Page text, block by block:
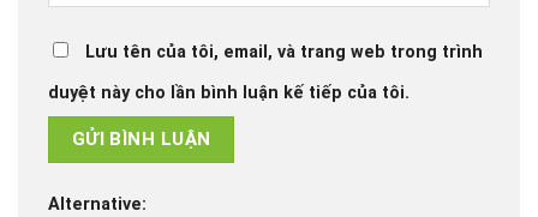
Lưu tên của tôi, email, và trang web trong trình
duyệt này cho lần bình luận kế tiếp của tôi.
Alternative: